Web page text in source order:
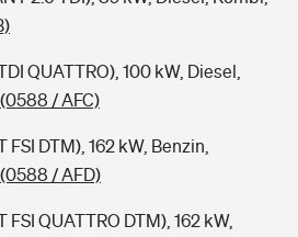
QUATTRO), 100 kW, Diesel,
(0588 / AFC)
DTM), 162 kW, Benzin,
(0588 / AFD)
QUATTRO DTM), 162 kW,